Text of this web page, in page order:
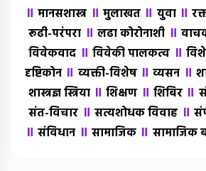
॥मानसशास्त्र ॥ मुलाखत ॥ युवा ॥
रूढी-परंपरा ॥ लढा कोरोनाशी ॥
विवेकवाद ॥ विवेकी पालकत्व ॥
दृष्टिकोन ॥ व्यक्ती-विशेष ॥व्यसन ॥
शास्त्रज्ञ स्त्रिया ॥शिक्षण ॥ शिबिर ॥
संत-विचार ॥ सत्यशोधक विवाह ॥
॥संविधान ॥ सामाजिक ॥ सामाजिक